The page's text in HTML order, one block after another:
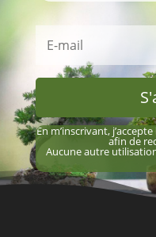
En m’inscrivant,
afin de
Aucune autre